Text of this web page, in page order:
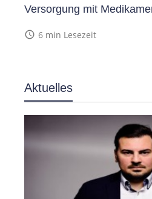
Versorgung mit
access_time 6 min Lesezeit
Aktuelles